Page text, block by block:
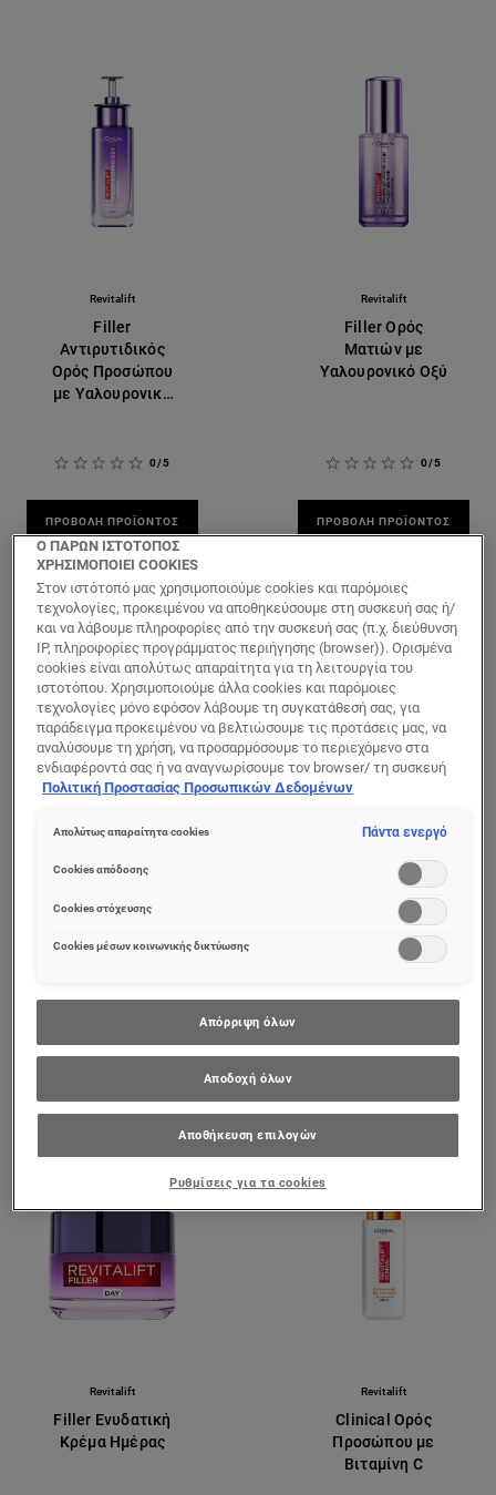
Revitalift
Filler
Αντιρυτιδικός
Ορός Προσώπου
με Υαλουρονικό
0/5
ΠΡΟΒΟΛΉ ΠΡΟΪΌΝΤΟΣ
Revitalift
Filler Ορός
Ματιών με
Υαλουρονικό Οξύ
0/5
ΠΡΟΒΟΛΉ ΠΡΟΪΌΝΤΟΣ
Bright Reveal Gel
Νιασιναμίδη
Bright Reveal
Κρέμα Προσώπου
με Νιασιναμίδη &
SPF 50+
Revitalift
Filler Ενυδατική
Κρέμα Ημέρας
Revitalift
Clinical Ορός
Προσώπου με
Βιταμίνη C
Ο ΠΑΡΩΝ ΙΣΤΟΤΟΠΟΣ
ΧΡΗΣΙΜΟΠΟΙΕΙ COOKIES
Στον ιστότοπό μας χρησιμοποιούμε cookies και παρόμοιες
τεχνολογίες, προκειμένου να αποθηκεύσουμε στη συσκευή σας ή/
και να λάβουμε πληροφορίες από την συσκευή σας (π.χ. διεύθυνση
IP, πληροφορίες προγράμματος περιήγησης (browser)). Ορισμένα
cookies είναι απολύτως απαραίτητα για τη λειτουργία του
ιστοτόπου. Χρησιμοποιούμε άλλα cookies και παρόμοιες
τεχνολογίες μόνο εφόσον λάβουμε τη συγκατάθεσή σας, για
παράδειγμα προκειμένου να βελτιώσουμε τις προτάσεις μας, να
αναλύσουμε τη χρήση, να προσαρμόσουμε το περιεχόμενο στα
ενδιαφέροντά σας ή να αναγνωρίσουμε τον browser/ τη συσκευή
σας για τη δημιουργία προφίλ με τα ενδιαφέροντά σας και να σας
διαδικτυακές προτάσεις. Μπορείτε να αποδεχθείτε cookies τα
(«Απόρριψη όλων») ή να ρυθμίσετε και να αποθηκεύσετε τις
επιλογές σας («Αποθήκευση επιλογών»). Μπορείτε επίσης, ανά
πάσα στιγμή, να ελέγξετε και να ρυθμίσετε εκ νέου τις επιλογές
Περισσότερες πληροφορίες μπορείτε να βρείτε στην
Πολιτική Προστασίας Προσωπικών Δεδομένων
Απολύτως απαραίτητα cookies Πάντα ενεργό
Cookies απόδοσης
Cookies στόχευσης
Cookies μέσων κοινωνικής δικτύωσης
Απόρριψη όλων
Αποδοχή όλων
Αποθήκευση επιλογών
Ρυθμίσεις για τα cookies